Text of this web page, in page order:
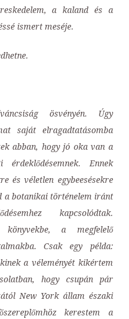
a kaland és a
ismert meséje.
ösvényén. Úgy
saját elragadtatásomba
abban, hogy jó oka van a
Ennek
és véletlen egybeesésekre
a botanikai történelem iránt
kapcsolódtak.
könyvekbe, a megfelelő
Csak egy példa:
a véleményét kikértem
hogy csupán pár
New York állam északi
kerestem a